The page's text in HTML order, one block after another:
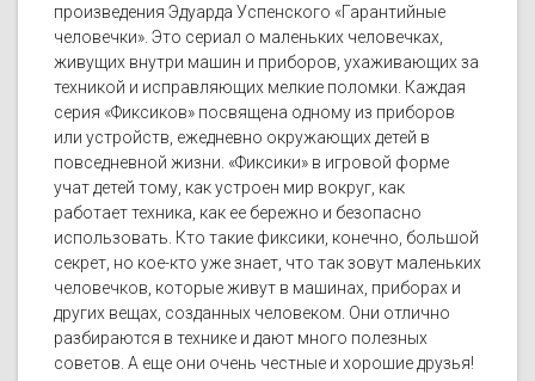
произведения Эдуарда Успенского «Гарантийные
человечки». Это сериал о маленьких человечках,
живущих внутри машин и приборов, ухаживающих за
техникой и исправляющих мелкие поломки. Каждая
серия «Фиксиков» посвящена одному из приборов
или устройств, ежедневно окружающих детей в
повседневной жизни. «Фиксики» в игровой форме
учат детей тому, как устроен мир вокруг, как
работает техника, как ее бережно и безопасно
использовать. Кто такие фиксики, конечно, большой
секрет, но кое-кто уже знает, что так зовут маленьких
человечков, которые живут в машинах, приборах и
других вещах, созданных человеком. Они отлично
разбираются в технике и дают много полезных
советов. А еще они очень честные и хорошие друзья!